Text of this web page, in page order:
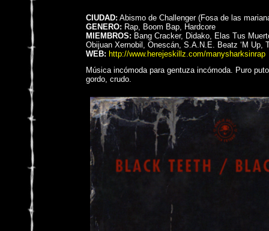
CIUDAD: Abismo de Challenger (Fosa de las
GENERO: Rap, Boom Bap, Hardcore
MIEMBROS: Bang Cracker, Didako, Elas Tus
Obijuan Xernobil, Onescán, S.A.N.E. Beatz ‘M Up,
WEB: http://www.herejeskillz.com/manysharksinrap
Música incómoda para gentuza incómoda. Puro
gordo, crudo.